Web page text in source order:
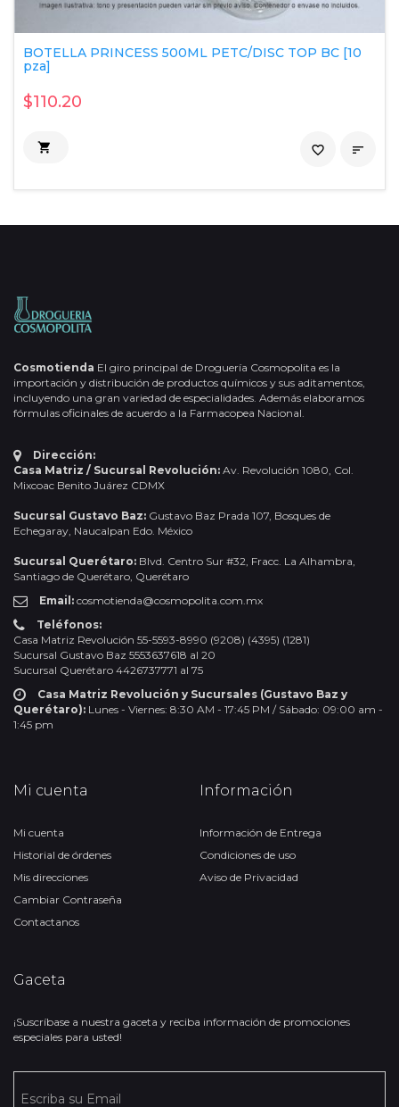
BOTELLA PRINCESS 500ML PETC/DISC TOP BC [10
pza]
$110.20
 
favorite_border
Cosmotienda El giro principal de Droguería Cosmopolita es la
importación y distribución de productos químicos y sus aditamentos,
incluyendo una gran variedad de especialidades. Además elaboramos
fórmulas oficinales de acuerdo a la Farmacopea Nacional.
Dirección:
Casa Matriz / Sucursal Revolución: Av. Revolución 1080, Col.
Mixcoac Benito Juárez CDMX
Sucursal Gustavo Baz: Gustavo Baz Prada 107, Bosques de
Echegaray, Naucalpan Edo. México
Sucursal Querétaro: Blvd. Centro Sur #32, Fracc. La Alhambra,
Santiago de Querétaro, Querétaro
Email: cosmotienda@cosmopolita.com.mx
Teléfonos:
Casa Matriz Revolución 55-5593-8990 (9208) (4395) (1281)
Sucursal Gustavo Baz 5553637618 al 20
Sucursal Querétaro 4426737771 al 75
Casa Matriz Revolución y Sucursales (Gustavo Baz y
Querétaro): Lunes - Viernes: 8:30 AM - 17:45 PM / Sábado: 09:00 am -
1:45 pm
Mi cuenta
Mi cuenta
Historial de órdenes
Mis direcciones
Cambiar Contraseña
Contactanos
Información
Información de Entrega
Condiciones de uso
Aviso de Privacidad
Gaceta
¡Suscríbase a nuestra gaceta y reciba información de promociones
especiales para usted!